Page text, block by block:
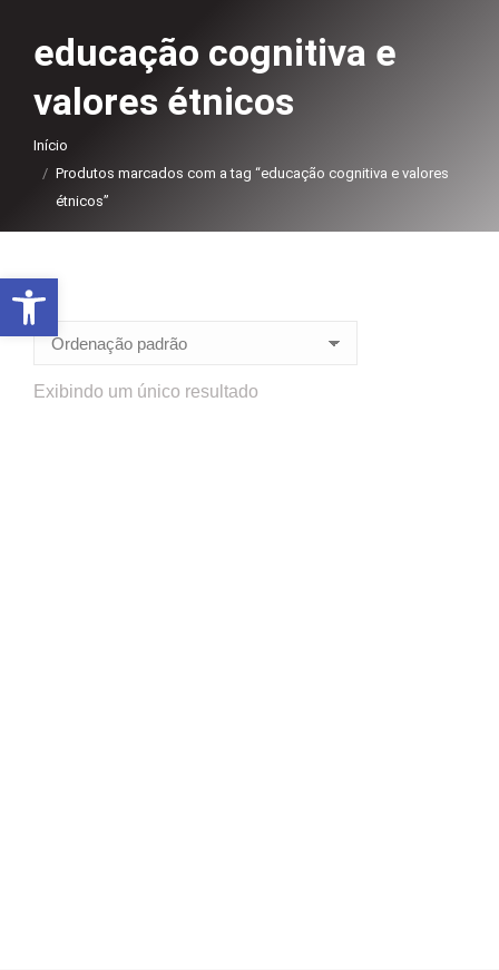
educação cognitiva e
valores étnicos
Você está aqui:
Início
Produtos marcados com a tag “educação cognitiva e valores
étnicos”
Exibindo um único resultado
Abrir a barra de ferramentas